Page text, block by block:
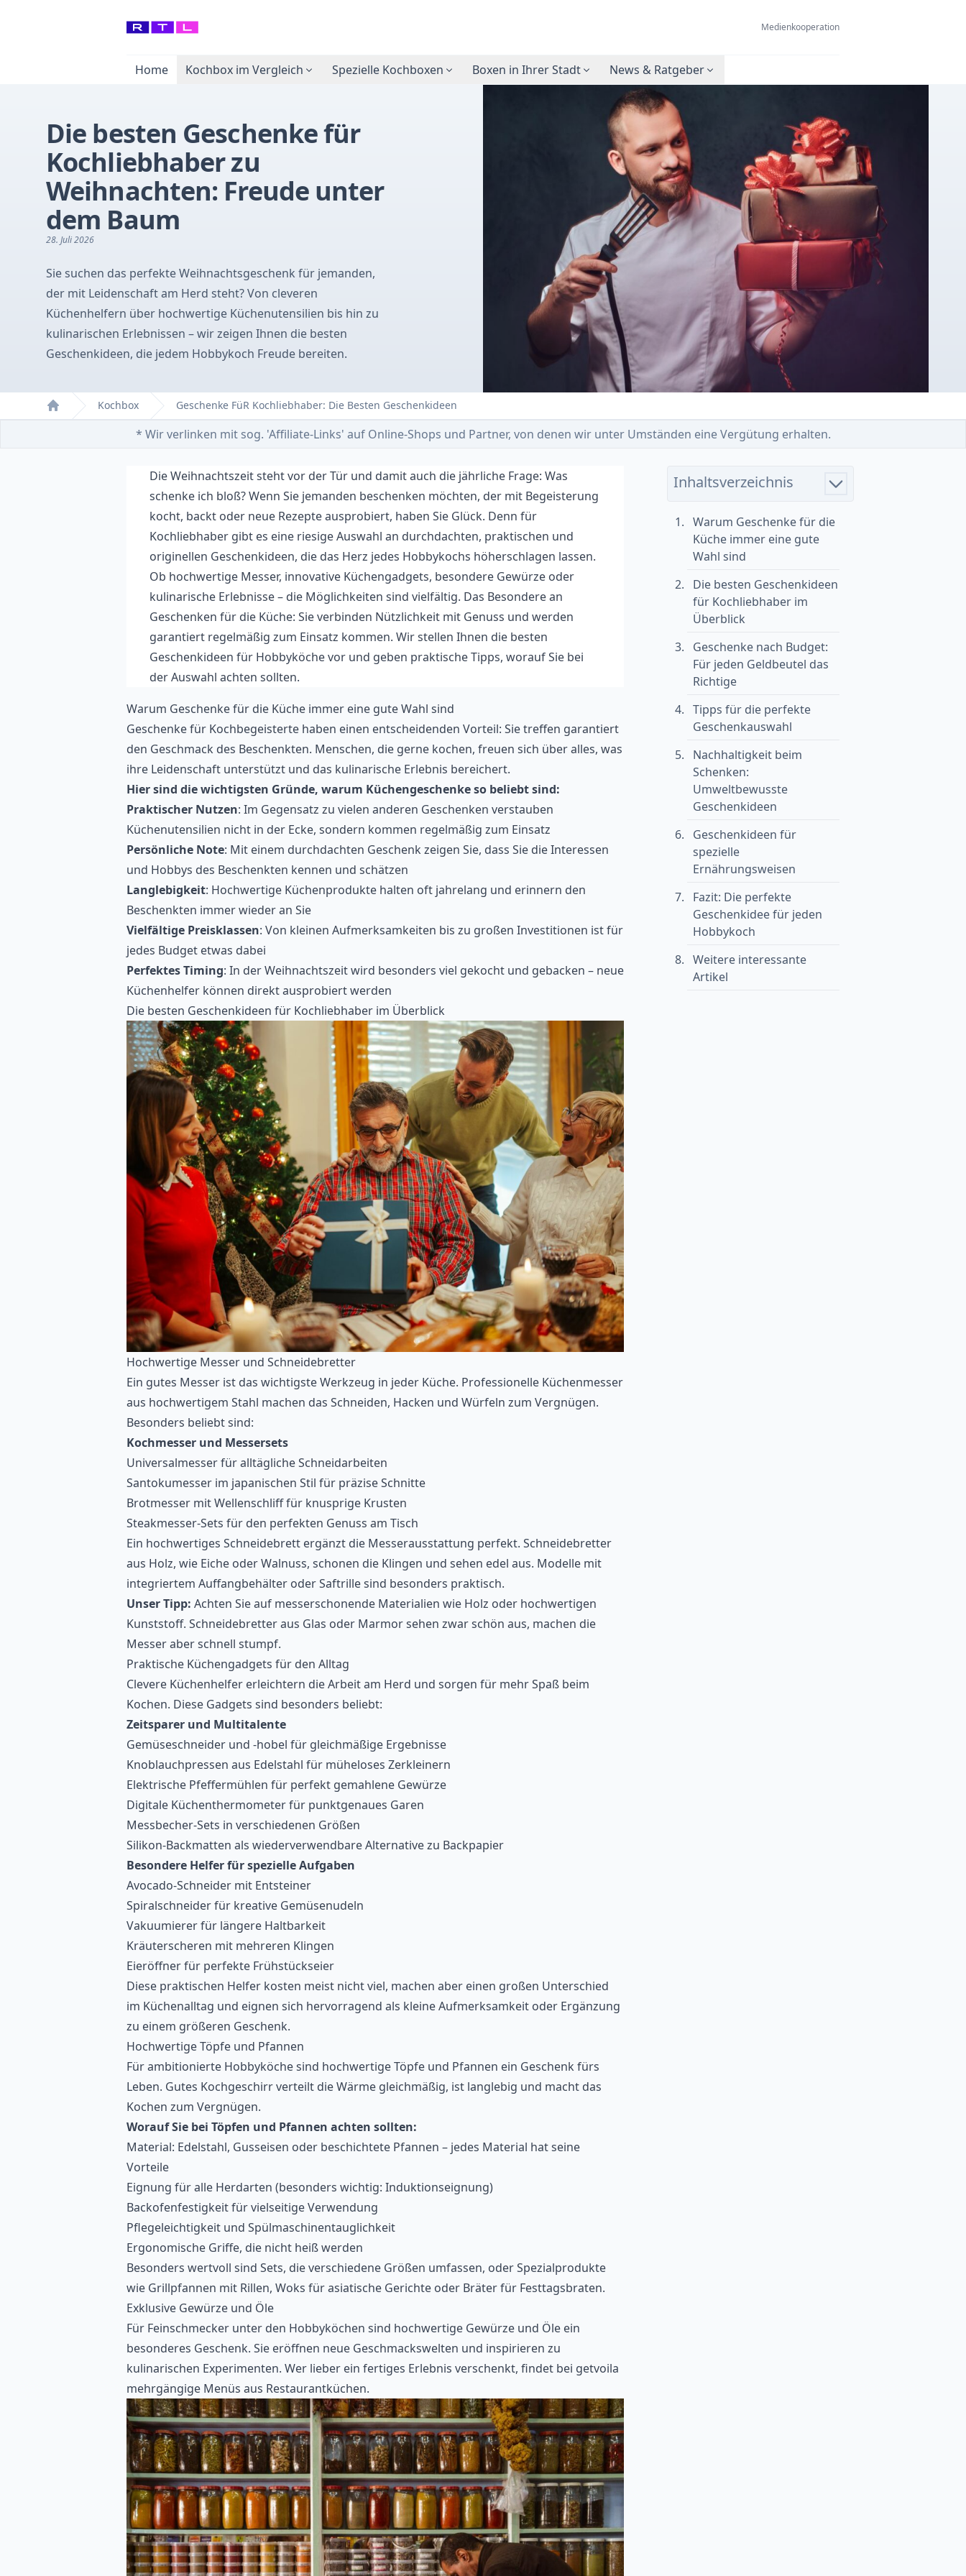
Medienkooperation
Home Kochbox im Vergleich Spezielle Kochboxen Boxen in Ihrer Stadt News & Ratgeber
Die besten Geschenke für
Kochliebhaber zu
Weihnachten: Freude unter
dem Baum
28. Juli 2026
Sie suchen das perfekte Weihnachtsgeschenk für jemanden,
der mit Leidenschaft am Herd steht? Von cleveren
Küchenhelfern über hochwertige Küchenutensilien bis hin zu
kulinarischen Erlebnissen – wir zeigen Ihnen die besten
Geschenkideen, die jedem Hobbykoch Freude bereiten.
Home
Kochbox Geschenke FüR Kochliebhaber: Die Besten Geschenkideen
* Wir verlinken mit sog. 'Affiliate-Links' auf Online-Shops und Partner, von denen wir unter Umständen eine Vergütung erhalten.
Die Weihnachtszeit steht vor der Tür und damit auch die jährliche Frage: Was
schenke ich bloß? Wenn Sie jemanden beschenken möchten, der mit Begeisterung
kocht, backt oder neue Rezepte ausprobiert, haben Sie Glück. Denn für
Kochliebhaber gibt es eine riesige Auswahl an durchdachten, praktischen und
originellen Geschenkideen, die das Herz jedes Hobbykochs höherschlagen lassen.
Ob hochwertige Messer, innovative Küchengadgets, besondere Gewürze oder
kulinarische Erlebnisse – die Möglichkeiten sind vielfältig. Das Besondere an
Geschenken für die Küche: Sie verbinden Nützlichkeit mit Genuss und werden
garantiert regelmäßig zum Einsatz kommen. Wir stellen Ihnen die besten
Geschenkideen für Hobbyköche vor und geben praktische Tipps, worauf Sie bei
der Auswahl achten sollten.
Warum Geschenke für die Küche immer eine gute Wahl sind
Geschenke für Kochbegeisterte haben einen entscheidenden Vorteil: Sie treffen garantiert
den Geschmack des Beschenkten. Menschen, die gerne kochen, freuen sich über alles, was
ihre Leidenschaft unterstützt und das kulinarische Erlebnis bereichert.
Hier sind die wichtigsten Gründe, warum Küchengeschenke so beliebt sind:
Praktischer Nutzen: Im Gegensatz zu vielen anderen Geschenken verstauben
Küchenutensilien nicht in der Ecke, sondern kommen regelmäßig zum Einsatz
Persönliche Note: Mit einem durchdachten Geschenk zeigen Sie, dass Sie die Interessen
und Hobbys des Beschenkten kennen und schätzen
Langlebigkeit: Hochwertige Küchenprodukte halten oft jahrelang und erinnern den
Beschenkten immer wieder an Sie
Vielfältige Preisklassen: Von kleinen Aufmerksamkeiten bis zu großen Investitionen ist für
jedes Budget etwas dabei
Perfektes Timing: In der Weihnachtszeit wird besonders viel gekocht und gebacken – neue
Küchenhelfer können direkt ausprobiert werden
Die besten Geschenkideen für Kochliebhaber im Überblick
Hochwertige Messer und Schneidebretter
Ein gutes Messer ist das wichtigste Werkzeug in jeder Küche. Professionelle Küchenmesser
aus hochwertigem Stahl machen das Schneiden, Hacken und Würfeln zum Vergnügen.
Besonders beliebt sind:
Kochmesser und Messersets
Universalmesser für alltägliche Schneidarbeiten
Santokumesser im japanischen Stil für präzise Schnitte
Brotmesser mit Wellenschliff für knusprige Krusten
Steakmesser-Sets für den perfekten Genuss am Tisch
Ein hochwertiges Schneidebrett ergänzt die Messerausstattung perfekt. Schneidebretter
aus Holz, wie Eiche oder Walnuss, schonen die Klingen und sehen edel aus. Modelle mit
integriertem Auffangbehälter oder Saftrille sind besonders praktisch.
Unser Tipp: Achten Sie auf messerschonende Materialien wie Holz oder hochwertigen
Kunststoff. Schneidebretter aus Glas oder Marmor sehen zwar schön aus, machen die
Messer aber schnell stumpf.
Praktische Küchengadgets für den Alltag
Clevere Küchenhelfer erleichtern die Arbeit am Herd und sorgen für mehr Spaß beim
Kochen. Diese Gadgets sind besonders beliebt:
Zeitsparer und Multitalente
Gemüseschneider und -hobel für gleichmäßige Ergebnisse
Knoblauchpressen aus Edelstahl für müheloses Zerkleinern
Elektrische Pfeffermühlen für perfekt gemahlene Gewürze
Digitale Küchenthermometer für punktgenaues Garen
Messbecher-Sets in verschiedenen Größen
Silikon-Backmatten als wiederverwendbare Alternative zu Backpapier
Besondere Helfer für spezielle Aufgaben
Avocado-Schneider mit Entsteiner
Spiralschneider für kreative Gemüsenudeln
Vakuumierer für längere Haltbarkeit
Kräuterscheren mit mehreren Klingen
Eieröffner für perfekte Frühstückseier
Diese praktischen Helfer kosten meist nicht viel, machen aber einen großen Unterschied
im Küchenalltag und eignen sich hervorragend als kleine Aufmerksamkeit oder Ergänzung
zu einem größeren Geschenk.
Hochwertige Töpfe und Pfannen
Für ambitionierte Hobbyköche sind hochwertige Töpfe und Pfannen ein Geschenk fürs
Leben. Gutes Kochgeschirr verteilt die Wärme gleichmäßig, ist langlebig und macht das
Kochen zum Vergnügen.
Worauf Sie bei Töpfen und Pfannen achten sollten:
Material: Edelstahl, Gusseisen oder beschichtete Pfannen – jedes Material hat seine
Vorteile
Eignung für alle Herdarten (besonders wichtig: Induktionseignung)
Backofenfestigkeit für vielseitige Verwendung
Pflegeleichtigkeit und Spülmaschinentauglichkeit
Ergonomische Griffe, die nicht heiß werden
Besonders wertvoll sind Sets, die verschiedene Größen umfassen, oder Spezialprodukte
wie Grillpfannen mit Rillen, Woks für asiatische Gerichte oder Bräter für Festtagsbraten.
Exklusive Gewürze und Öle
Für Feinschmecker unter den Hobbyköchen sind hochwertige Gewürze und Öle ein
besonderes Geschenk. Sie eröffnen neue Geschmackswelten und inspirieren zu
kulinarischen Experimenten. Wer lieber ein fertiges Erlebnis verschenkt, findet bei getvoila
mehrgängige Menüs aus Restaurantküchen.
Inhaltsverzeichnis
Warum Geschenke für die
Küche immer eine gute
Wahl sind
Die besten Geschenkideen
für Kochliebhaber im
Überblick
Geschenke nach Budget:
Für jeden Geldbeutel das
Richtige
Tipps für die perfekte
Geschenkauswahl
Nachhaltigkeit beim
Schenken:
Umweltbewusste
Geschenkideen
Geschenkideen für
spezielle
Ernährungsweisen
Fazit: Die perfekte
Geschenkidee für jeden
Hobbykoch
Weitere interessante
Artikel